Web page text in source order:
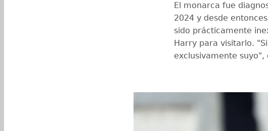
El monarca fue
2024 y desde
sido prácticamente
Harry para visitarlo.
exclusivamente suyo",